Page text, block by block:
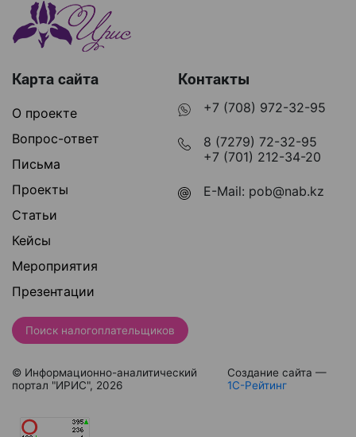
Карта сайта
О проекте
Вопрос-ответ
Письма
Проекты
Статьи
Кейсы
Мероприятия
Презентации
Контакты
+7 (708) 972-32-95
8 (7279) 72-32-95
+7 (701) 212-34-20
E-Mail: pob@nab.kz
Поиск налогоплательщиков
© Информационно-аналитический
портал "ИРИС", 2026
Создание сайта —
1С-Рейтинг